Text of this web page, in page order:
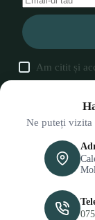
Am citit și
Ne puteți vizita